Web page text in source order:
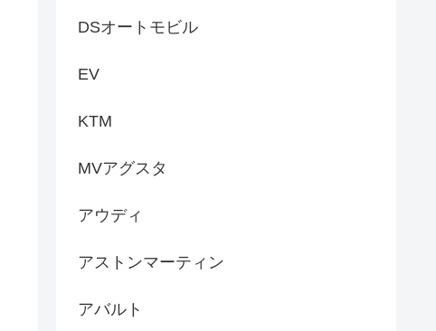
DSオートモビル
EV
KTM
MVアグスタ
アウディ
アストンマーティン
アバルト